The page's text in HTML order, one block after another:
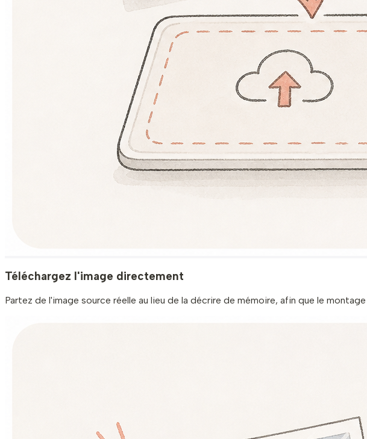
Téléchargez l'image directement
Partez de l'image source réelle au lieu de la décrire de mémoire, afin que le